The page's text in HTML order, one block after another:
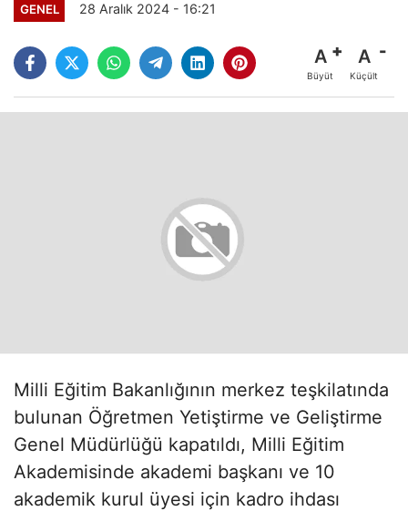
GENEL 28 Aralık 2024 - 16:21
A
Büyüt
A
Küçült
Milli Eğitim Bakanlığının merkez teşkilatında
bulunan Öğretmen Yetiştirme ve Geliştirme
Genel Müdürlüğü kapatıldı, Milli Eğitim
Akademisinde akademi başkanı ve 10
akademik kurul üyesi için kadro ihdası